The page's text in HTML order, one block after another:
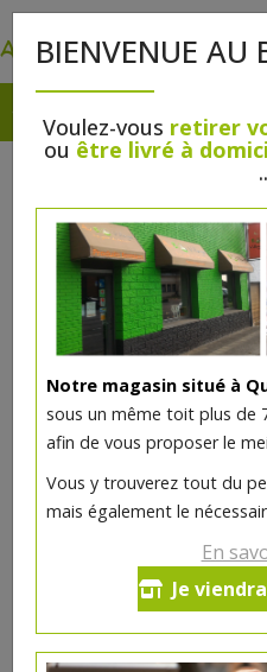
BIENVENUE AU
Voulez-vous retirer
ou être livré à
Notre magasin situé à
sous un même toit plus de
afin de vous proposer le
Vous y trouverez tout du
mais également le
En
Je
Yaourt de
(Ferme
Ce produit est